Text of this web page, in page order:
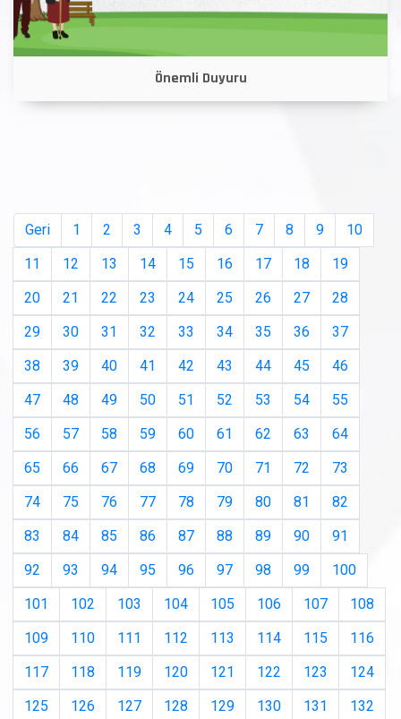
Önemli Duyuru
Geri 1 2 3 4 5 6 7 8 9
10
11
12 13 14 15 16 17 18
19
20
21 22 23 24 25 26 27
28
29
30 31 32 33 34 35 36
37
38
39 40 41 42 43 44 45
46
47
48 49 50 51 52 53 54
55
56
57 58 59 60 61 62 63
64
65
66 67 68 69 70 71 72
73
74
75 76 77 78 79 80 81
82
83
84 85 86 87 88 89 90
91
92
93 94 95 96 97 98 99
100
101
102 103 104 105 106 107
108
109
110 111 112 113 114 115
116
117
118 119 120 121 122 123
124
125
126 127 128 129 130 131
132